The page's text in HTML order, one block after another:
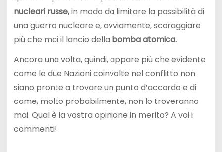
nucleari russe,in modo da limitare la possibilità di
una guerra nucleare e, ovviamente, scoraggiare
più che mai il lancio della bomba atomica.
Ancora una volta, quindi, appare più che evidente
come le due Nazioni coinvolte nel conflitto non
siano pronte a trovare un punto d’accordo e di
come, molto probabilmente, non lo troveranno
mai. Qual è la vostra opinione in merito? A voi i
commenti!